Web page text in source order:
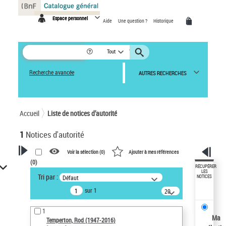
Espace personnel Aide Une question ? Historique
Tout
Recherche avancée AUTRES RECHERCHES
Accueil Liste de notices d’autorité
1 Notices d'autorité
VOTRE RECHERCHE
Recherche avancée dans les
notices d’autorité
Œuvres liées à l'auteur :
Temperton, Rod (1947-2016)
Voir la sélection (0) Ajouter à mes références
(0)
Tri par : Défaut
sur 1
20
résultats/page
1
Temperton, Rod (1947-2016)
RÉCUPÉRER
LES
NOTICES
Ma
Panneau de gestion des cookies